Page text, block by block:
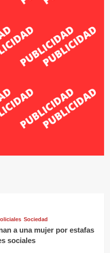
Sociedad
a una mujer por estafas
sociales